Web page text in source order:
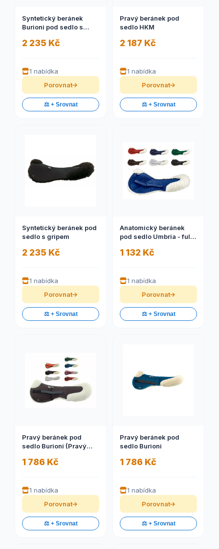
Syntetický beránek
Burioni pod sedlo s
2 235 Kč
1 nabídka
Porovnat
⚖️ + Srovnat
Pravý beránek pod
sedlo HKM
2 187 Kč
1 nabídka
Porovnat
⚖️ + Srovnat
Syntetický beránek pod
sedlo s gripem
2 235 Kč
1 nabídka
Porovnat
⚖️ + Srovnat
Anatomický beránek
pod sedlo Umbria - full
pod sedlo Umbria)
1 132 Kč
1 nabídka
Porovnat
⚖️ + Srovnat
Pravý beránek pod
sedlo Burioni (Pravý
Burioni)
1 786 Kč
1 nabídka
Porovnat
⚖️ + Srovnat
Pravý beránek pod
sedlo Burioni
1 786 Kč
1 nabídka
Porovnat
⚖️ + Srovnat